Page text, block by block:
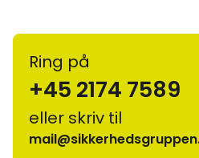
Ring på
+45 2174 7589
eller skriv til